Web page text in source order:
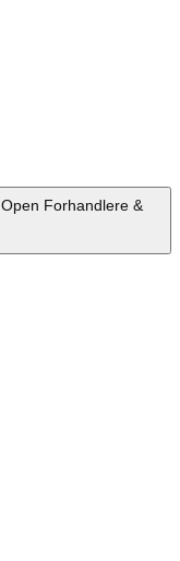
Open Forhandlere &